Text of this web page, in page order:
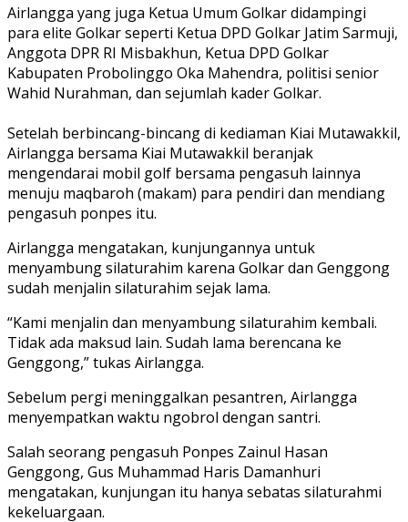
Airlangga yang juga Ketua Umum Golkar didampingi
para elite Golkar seperti Ketua DPD Golkar Jatim Sarmuji,
Anggota DPR RI Misbakhun, Ketua DPD Golkar
Kabupaten Probolinggo Oka Mahendra, politisi senior
Wahid Nurahman, dan sejumlah kader Golkar.
Setelah berbincang-bincang di kediaman Kiai Mutawakkil,
Airlangga bersama Kiai Mutawakkil beranjak
mengendarai mobil golf bersama pengasuh lainnya
menuju maqbaroh (makam) para pendiri dan mendiang
pengasuh ponpes itu.
Airlangga mengatakan, kunjungannya untuk
menyambung silaturahim karena Golkar dan Genggong
sudah menjalin silaturahim sejak lama.
“Kami menjalin dan menyambung silaturahim kembali.
Tidak ada maksud lain. Sudah lama berencana ke
Genggong,” tukas Airlangga.
Sebelum pergi meninggalkan pesantren, Airlangga
menyempatkan waktu ngobrol dengan santri.
Salah seorang pengasuh Ponpes Zainul Hasan
Genggong, Gus Muhammad Haris Damanhuri
mengatakan, kunjungan itu hanya sebatas silaturahmi
kekeluargaan.